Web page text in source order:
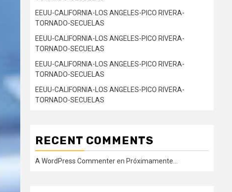
EEUU-CALIFORNIA-LOS ANGELES-PICO RIVERA-
TORNADO-SECUELAS
EEUU-CALIFORNIA-LOS ANGELES-PICO RIVERA-
TORNADO-SECUELAS
EEUU-CALIFORNIA-LOS ANGELES-PICO RIVERA-
TORNADO-SECUELAS
EEUU-CALIFORNIA-LOS ANGELES-PICO RIVERA-
TORNADO-SECUELAS
RECENT COMMENTS
A WordPress Commenteren Próximamente…